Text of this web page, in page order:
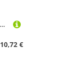
Fazvncv Cartoon-Federmäppchen, Make-up-Tasche, großes Fassungsvermögen, schöne Schleifen, Schreibtisch-Organizer für Studenten, ästhetische Tasche, schöne Schleifen, Bleistift, Make-up, Kosmetik
10,72 €